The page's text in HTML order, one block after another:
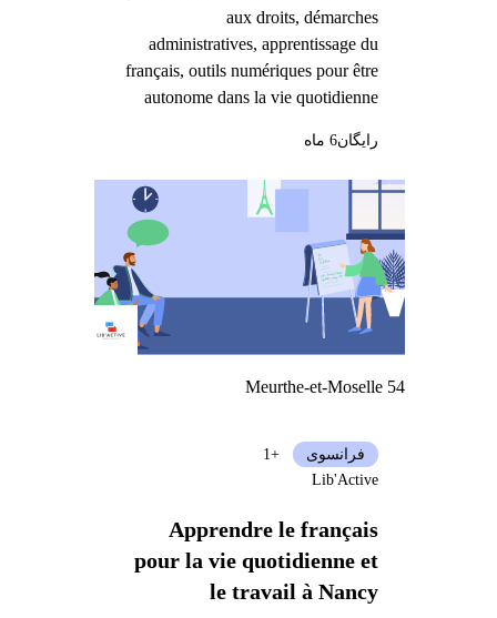
aux droits, démarches
administratives, apprentissage du
français, outils numériques pour être
autonome dans la vie quotidienne
رایگان6 ماه
Meurthe-et-Moselle 54
Apprendre le français
pour la vie quotidienne et
le travail à Nancy
فرانسوی
+1
Lib'Active